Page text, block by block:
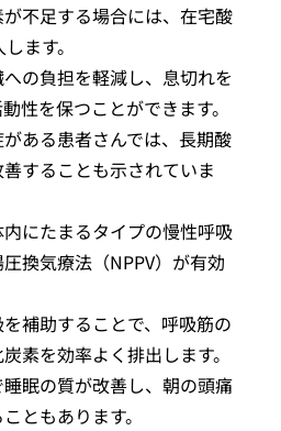
不足する場合には、在宅酸
ます。
の負担を軽減し、息切れを
性を保つことができます。
ある患者さんでは、長期酸
することも示されていま
にたまるタイプの慢性呼吸
換気療法（NPPV）が有効
補助することで、呼吸筋の
素を効率よく排出します。
眠の質が改善し、朝の頭痛
ともあります。